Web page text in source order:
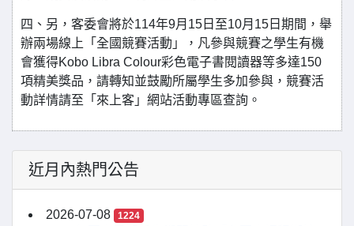
四、另，客委會將於114年9月15日至10月15日期間，舉
辦兩場線上「全國競賽活動」，凡參與競賽之學生有機
會獲得Kobo Libra Colour彩色電子書閱讀器等多達150
項精美獎品，請轉知並鼓勵所屬學生多加參與，競賽活
動詳情請至「來上客」網站活動專區查詢。
近月內熱門公告
2026-07-08 1224